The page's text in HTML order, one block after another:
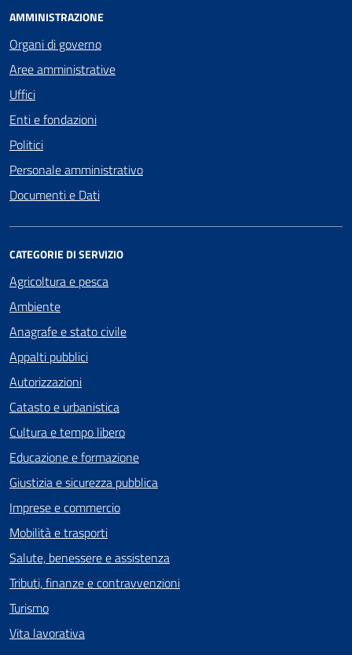
AMMINISTRAZIONE
Organi di governo
Aree amministrative
Uffici
Enti e fondazioni
Politici
Personale amministrativo
Documenti e Dati
CATEGORIE DI SERVIZIO
Agricoltura e pesca
Ambiente
Anagrafe e stato civile
Appalti pubblici
Autorizzazioni
Catasto e urbanistica
Cultura e tempo libero
Educazione e formazione
Giustizia e sicurezza pubblica
Imprese e commercio
Mobilità e trasporti
Salute, benessere e assistenza
Tributi, finanze e contravvenzioni
Turismo
Vita lavorativa